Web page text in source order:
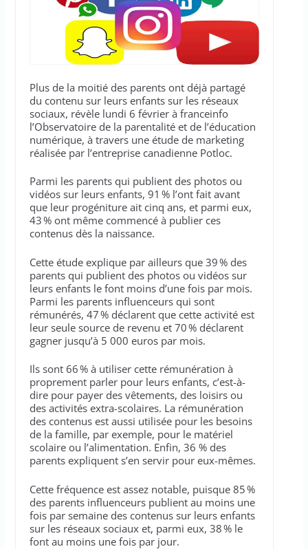
député LFI
Plus de la moitié des parents ont déjà partagé
du contenu sur leurs enfants sur les réseaux
sociaux, révèle lundi 6 février à franceinfo
l’Observatoire de la parentalité et de l’éducation
numérique, à travers une étude de marketing
réalisée par l’entreprise canadienne Potloc.
Parmi les parents qui publient des photos ou
vidéos sur leurs enfants, 91 % l’ont fait avant
que leur progéniture ait cinq ans, et parmi eux,
43 % ont même commencé à publier ces
contenus dès la naissance.
Cette étude explique par ailleurs que 39 % des
parents qui publient des photos ou vidéos sur
leurs enfants le font moins d’une fois par mois.
Parmi les parents influenceurs qui sont
rémunérés, 47 % déclarent que cette activité est
leur seule source de revenu et 70 % déclarent
gagner jusqu’à 5 000 euros par mois.
Ils sont 66 % à utiliser cette rémunération à
proprement parler pour leurs enfants, c’est-à-
dire pour payer des vêtements, des loisirs ou
des activités extra-scolaires. La rémunération
des contenus est aussi utilisée pour les besoins
de la famille, par exemple, pour le matériel
scolaire ou l’alimentation. Enfin, 36 % des
parents expliquent s’en servir pour eux-mêmes.
Cette fréquence est assez notable, puisque 85 %
des parents influenceurs publient au moins une
fois par semaine des contenus sur leurs enfants
sur les réseaux sociaux et, parmi eux, 38 % le
font au moins une fois par jour.